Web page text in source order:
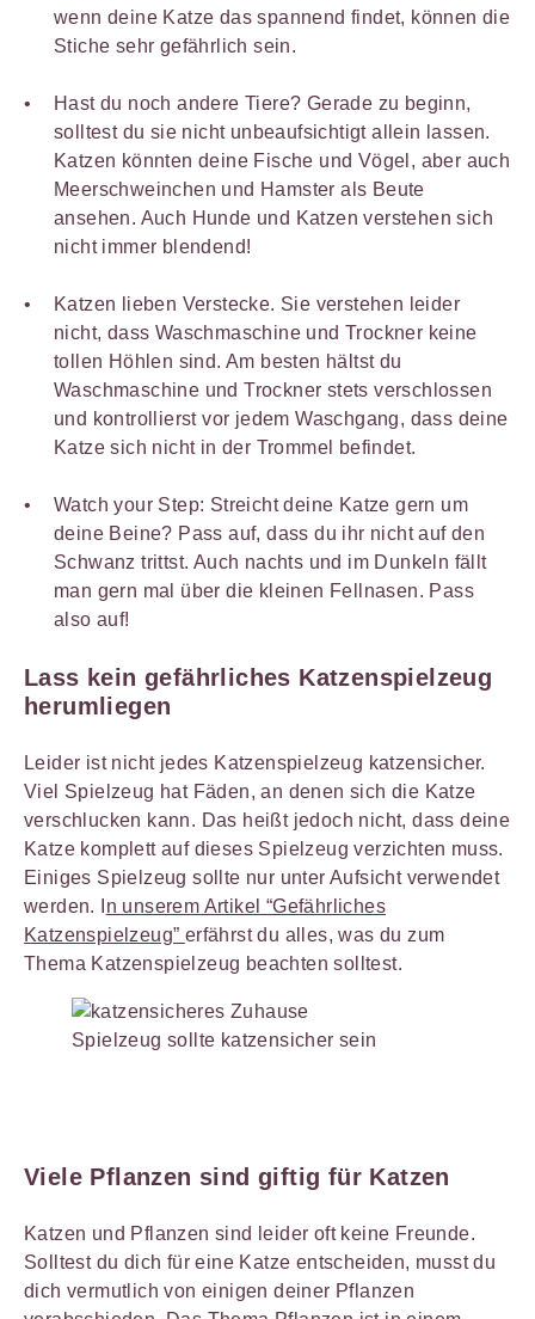
wenn deine Katze das spannend findet, können die
Stiche sehr gefährlich sein.
Hast du noch andere Tiere? Gerade zu beginn,
solltest du sie nicht unbeaufsichtigt allein lassen.
Katzen könnten deine Fische und Vögel, aber auch
Meerschweinchen und Hamster als Beute
ansehen. Auch Hunde und Katzen verstehen sich
nicht immer blendend!
Katzen lieben Verstecke. Sie verstehen leider
nicht, dass Waschmaschine und Trockner keine
tollen Höhlen sind. Am besten hältst du
Waschmaschine und Trockner stets verschlossen
und kontrollierst vor jedem Waschgang, dass deine
Katze sich nicht in der Trommel befindet.
Watch your Step: Streicht deine Katze gern um
deine Beine? Pass auf, dass du ihr nicht auf den
Schwanz trittst. Auch nachts und im Dunkeln fällt
man gern mal über die kleinen Fellnasen. Pass
also auf!
Lass kein gefährliches Katzenspielzeug
herumliegen
Leider ist nicht jedes Katzenspielzeug katzensicher.
Viel Spielzeug hat Fäden, an denen sich die Katze
verschlucken kann. Das heißt jedoch nicht, dass deine
Katze komplett auf dieses Spielzeug verzichten muss.
Einiges Spielzeug sollte nur unter Aufsicht verwendet
werden. I n unserem Artikel “Gefährliches
Katzenspielzeug” erfährst du alles, was du zum
Thema Katzenspielzeug beachten solltest.
Spielzeug sollte katzensicher sein
Viele Pflanzen sind giftig für Katzen
Katzen und Pflanzen sind leider oft keine Freunde.
Solltest du dich für eine Katze entscheiden, musst du
dich vermutlich von einigen deiner Pflanzen